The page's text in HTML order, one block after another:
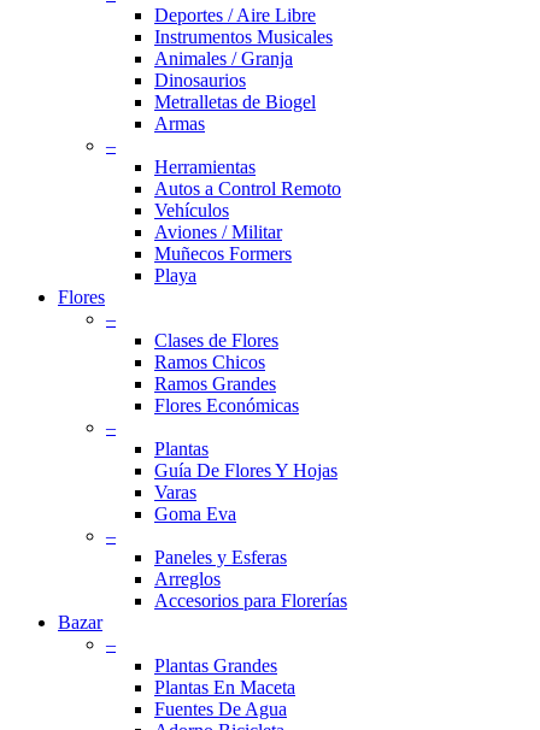
Deportes / Aire Libre
Instrumentos Musicales
Animales / Granja
Dinosaurios
Metralletas de Biogel
Armas
–
Herramientas
Autos a Control Remoto
Vehículos
Aviones / Militar
Muñecos Formers
Playa
Flores
–
Clases de Flores
Ramos Chicos
Ramos Grandes
Flores Económicas
–
Plantas
Guía De Flores Y Hojas
Varas
Goma Eva
–
Paneles y Esferas
Arreglos
Accesorios para Florerías
Bazar
–
Plantas Grandes
Plantas En Maceta
Fuentes De Agua